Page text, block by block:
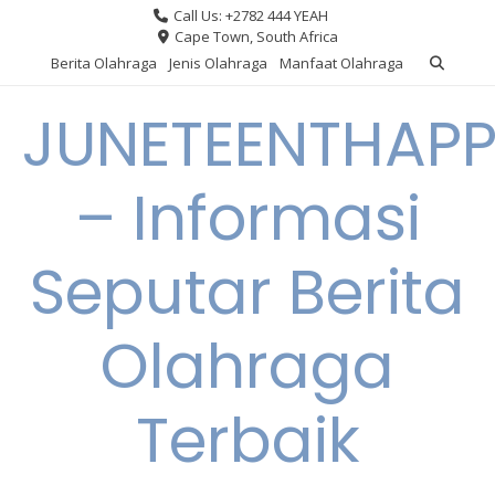
content
Call Us: +2782 444 YEAH
Cape Town, South Africa
Berita Olahraga
Jenis Olahraga Manfaat Olahraga
– Informasi
Seputar Berita
Olahraga
Terbaik